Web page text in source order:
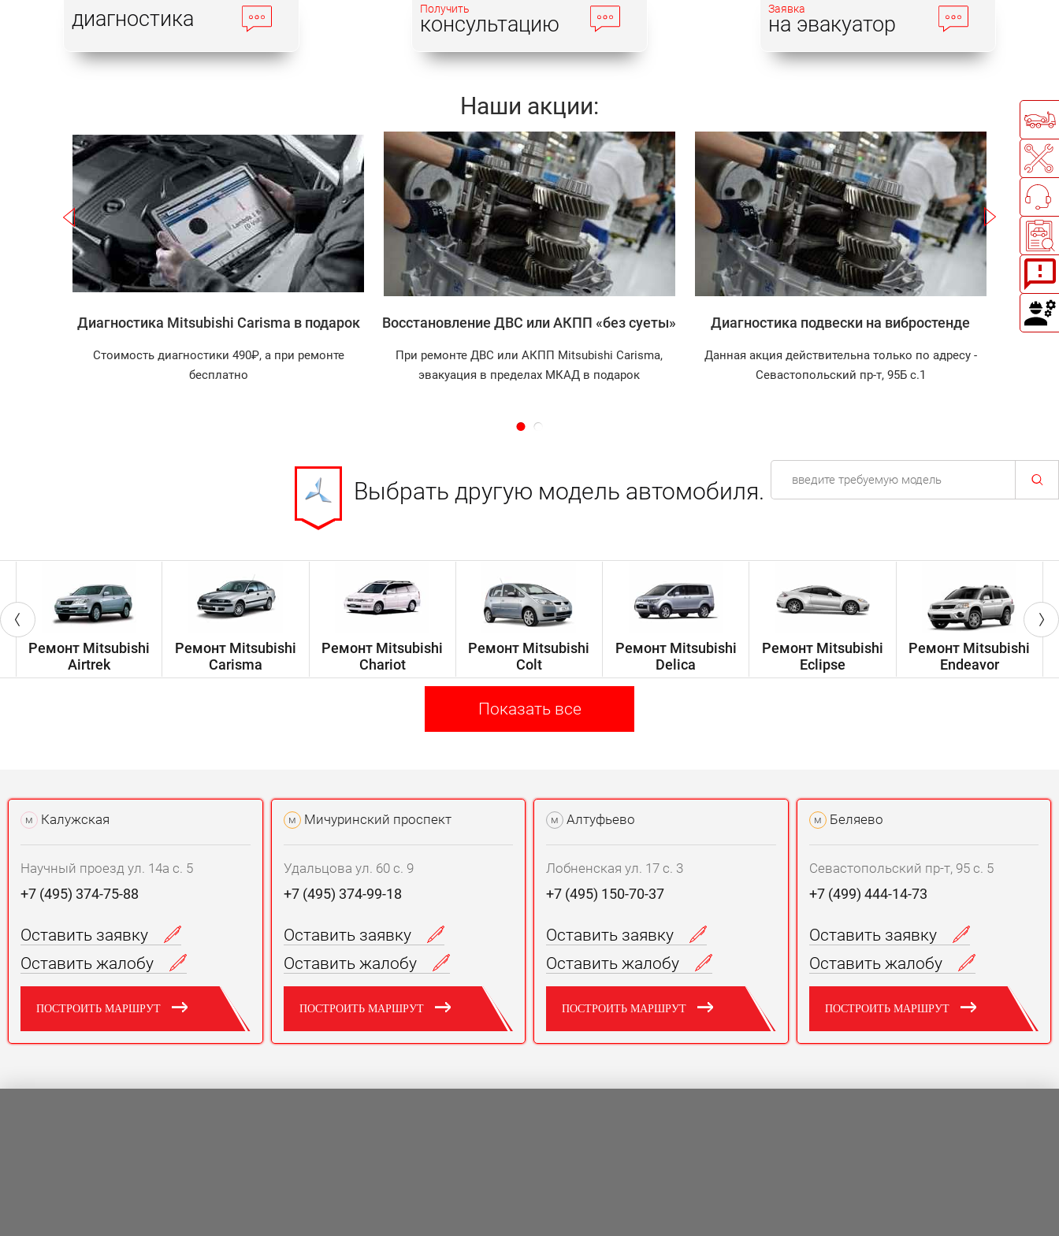
диагностика Получить
консультацию
Заявка
на эвакуатор
Наши акции:
Записаться
Диагностика Mitsubishi Carisma в подарок
Стоимость диагностики 490₽, а при ремонте
бесплатно
Записаться
Восстановление ДВС или АКПП «без суеты»
При ремонте ДВС или АКПП Mitsubishi Carisma,
эвакуация в пределах МКАД в подарок
Записаться
Диагностика подвески на вибростенде
Данная акция действительна только по адресу -
Севастопольский пр-т, 95Б с.1
Выбрать другую модель автомобиля.
Ремонт Mitsubishi
Airtrek
Ремонт Mitsubishi
Carisma
Ремонт Mitsubishi
Chariot
Ремонт Mitsubishi
Colt
Ремонт Mitsubishi
Delica
Ремонт Mitsubishi
Eclipse
Ремонт Mitsubishi
Endeavor
Показать все
м Калужская
Научный проезд ул. 14а с. 5
+7 (495) 374-75-88
Оставить заявку
Оставить жалобу
ПОСТРОИТЬ МАРШРУТ
м Мичуринский проспект
Удальцова ул. 60 с. 9
+7 (495) 374-99-18
Оставить заявку
Оставить жалобу
ПОСТРОИТЬ МАРШРУТ
м Алтуфьево
Лобненская ул. 17 с. 3
+7 (495) 150-70-37
Оставить заявку
Оставить жалобу
ПОСТРОИТЬ МАРШРУТ
м Беляево
Севастопольский пр-т, 95 с. 5
+7 (499) 444-14-73
Оставить заявку
Оставить жалобу
ПОСТРОИТЬ МАРШРУТ